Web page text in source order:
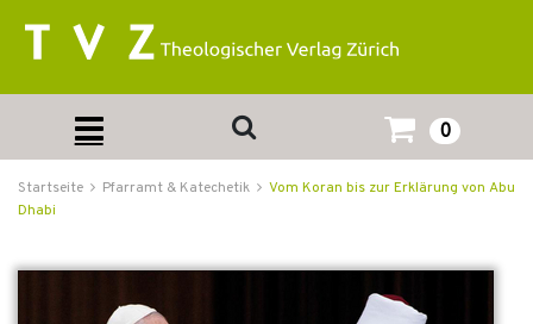
0
Startseite Pfarramt & Katechetik
Vom Koran bis zur Erklärung von Abu
Dhabi